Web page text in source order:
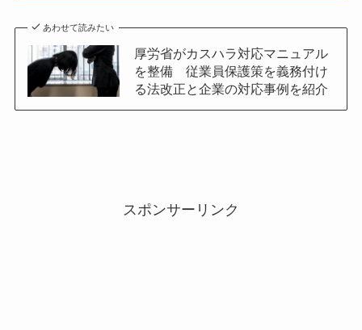
あわせて読みたい
厚労省がカスハラ対応マニュアル
を整備 従業員保護策を義務付け
る法改正と企業の対応事例を紹介
スポンサーリンク